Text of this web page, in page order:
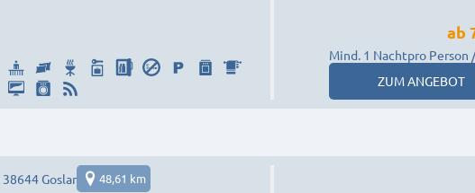
Mind. 1 Nacht
ab
pro Person
ZUM ANGEBOT
38644 Goslar 48,61 km